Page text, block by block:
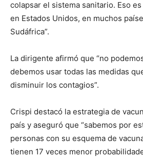
colapsar el sistema sanitario. Eso
en Estados Unidos, en muchos
Sudáfrica”.
La dirigente afirmó que “no
debemos usar todas las medidas
disminuir los contagios”.
Crispi destacó la estrategia de
país y aseguró que “sabemos por
personas con su esquema de
tienen 17 veces menor